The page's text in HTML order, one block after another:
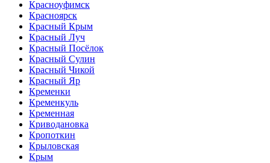
Красноуфимск
Красноярск
Красный Крым
Красный Луч
Красный Посёлок
Красный Сулин
Красный Чикой
Красный Яр
Кременки
Кременкуль
Кременная
Криводановка
Кропоткин
Крыловская
Крым